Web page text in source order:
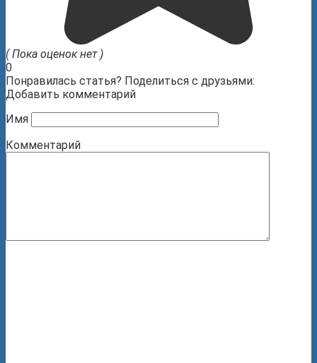
( Пока оценок нет )
0
Понравилась статья? Поделиться с друзьями:
Добавить комментарий
Имя
Комментарий